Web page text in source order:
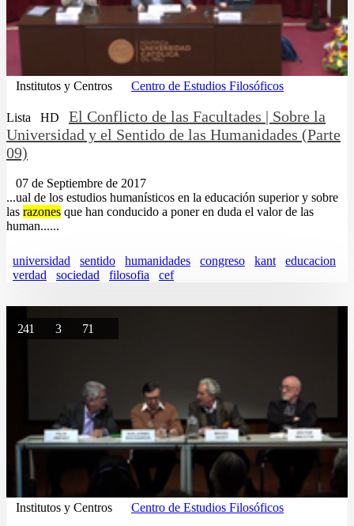
Institutos y Centros Centro de Estudios Filosóficos
Lista HD
El Conflicto de las Facultades | Sobre la
Universidad y el Sentido de las Humanidades (Parte
09)
07 de Septiembre de 2017
...ual de los estudios humanísticos en la educación superior y sobre
las razones que han conducido a poner en duda el valor de las
human......
universidad sentido humanidades congreso kant
educacion
verdad
sociedad filosofia cef
241 3 71
Institutos y Centros Centro de Estudios Filosóficos